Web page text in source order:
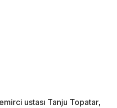
ustası Tanju Topatar,